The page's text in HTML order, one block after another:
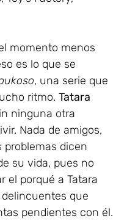
momento menos
es lo que se
, una serie que
ritmo. Tatara
ninguna otra
Nada de amigos,
problemas dicen
su vida, pues no
el porqué a Tatara
que
pendientes con él.